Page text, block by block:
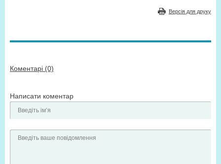
Версія для друку
Коментарі (0)
Написати коментар